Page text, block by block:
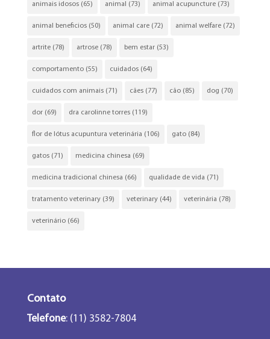
animais idosos(65) animal (73) animal acupuncture(73)
animal beneficios(50) animal care(72) animal welfare(72)
artrite(78) artrose(78) bem estar(53)
comportamento(55) cuidados(64)
cuidados com animais(71) cães(77) cão(85) dog (70)
dor(69) dra carolinne torres(119)
flor de lótus acupuntura veterinária (106) gato(84)
gatos(71) medicina chinesa (69)
medicina tradicional chinesa (66) qualidade de vida (71)
tratamento veterinary(39) veterinary(44) veterinária (78)
veterinário(66)
Contato
Telefone: (11) 3582-7804